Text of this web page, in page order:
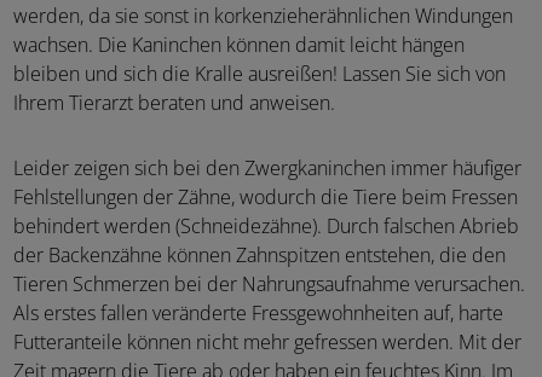
werden, da sie sonst in korkenzieherähnlichen Windungen
wachsen. Die Kaninchen können damit leicht hängen
bleiben und sich die Kralle ausreißen! Lassen Sie sich von
Ihrem Tierarzt beraten und anweisen.
Leider zeigen sich bei den Zwergkaninchen immer häufiger
Fehlstellungen der Zähne, wodurch die Tiere beim Fressen
behindert werden (Schneidezähne). Durch falschen Abrieb
der Backenzähne können Zahnspitzen entstehen, die den
Tieren Schmerzen bei der Nahrungsaufnahme verursachen.
Als erstes fallen veränderte Fressgewohnheiten auf, harte
Futteranteile können nicht mehr gefressen werden. Mit der
Zeit magern die Tiere ab oder haben ein feuchtes Kinn. Im